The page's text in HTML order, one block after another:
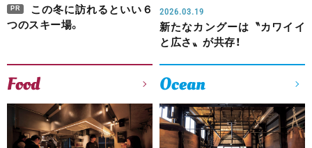
PR
この冬に訪れるといい６
つのスキー場。
2026.03.19
新たなカングーは〝カワイイ
と広さ〟が共存！
Food Ocean